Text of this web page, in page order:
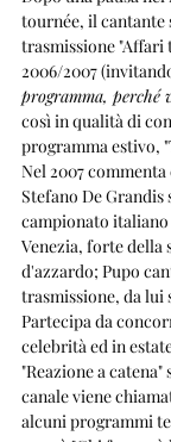
tournée, il
trasmissione "Affari
2006/2007
programma, perché
così in qualità di
programma estivo,
Nel 2007
Stefano De Grandis
campionato
Venezia, forte della
d'azzardo; Pupo
trasmissione, da lui
Partecipa da
celebrità ed in
"Reazione a
canale viene
alcuni programmi